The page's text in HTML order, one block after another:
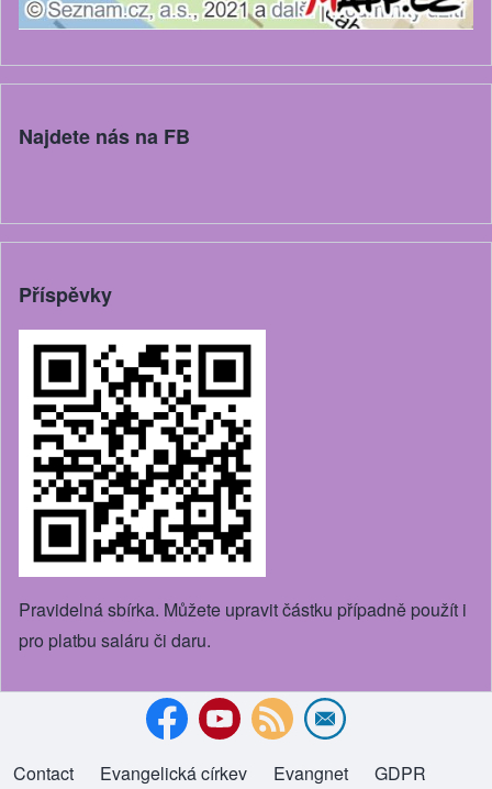
Najdete nás na FB
Příspěvky
Pravidelná sbírka. Můžete upravit částku případně použít i
pro platbu saláru či daru.
Footer menu
Contact Evangelická církev
(opens in new tab) Evangnet
(opens in new tab)
GDPR